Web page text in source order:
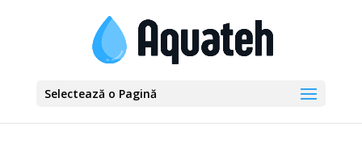
Selectează o Pagină